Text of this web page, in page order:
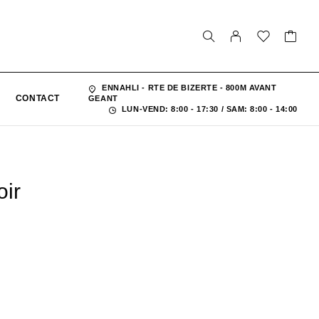
CONTACT
ENNAHLI - RTE DE BIZERTE - 800M AVANT
GEANT
LUN-VEND: 8:00 - 17:30 / SAM: 8:00 - 14:00